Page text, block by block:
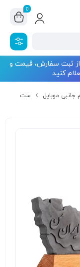
0
ثبت سفارش، قیمت و
کنید
جانبی موبایل
ست